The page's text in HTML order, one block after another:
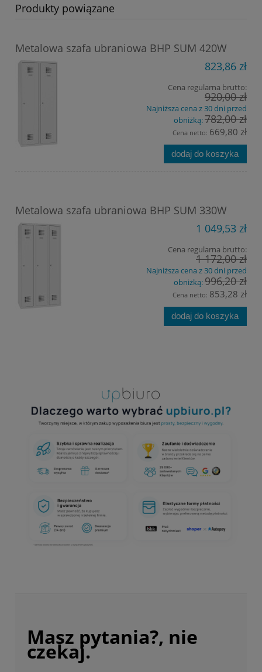
Produkty powiązane
Metalowa szafa ubraniowa BHP SUM 420W
823,86 zł
Cena regularna brutto:
920,00 zł
Najniższa cena z 30 dni przed
obniżką:782,00 zł
Cena netto: 669,80 zł
dodaj do koszyka
Metalowa szafa ubraniowa BHP SUM 330W
1 049,53 zł
Cena regularna brutto:
1 172,00 zł
Najniższa cena z 30 dni przed
obniżką:996,20 zł
Cena netto: 853,28 zł
dodaj do koszyka
Masz pytania?, nie
czekaj.